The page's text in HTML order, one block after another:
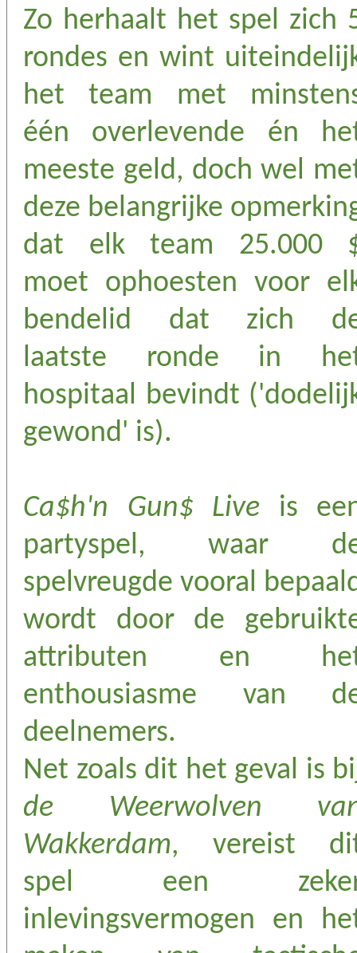
Zo herhaalt het spel zich
rondes en wint
het team met
één overlevende én
meeste geld, doch wel
deze belangrijke
dat elk team 25.000
moet ophoesten voor
bendelid dat zich
laatste ronde in
hospitaal bevindt
gewond' is).
Ca$h'n Gun$ Live is
partyspel, waar
spelvreugde vooral
wordt door de
attributen en
enthousiasme van
deelnemers.
Net zoals dit het geval is
de Weerwolven
Wakkerdam, vereist
spel een
inlevingsvermogen en